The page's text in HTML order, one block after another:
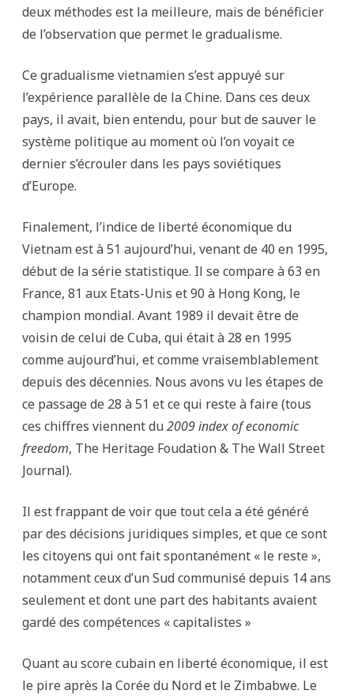
deux méthodes est la meilleure, mais de bénéficier
de l’observation que permet le gradualisme.
Ce gradualisme vietnamien s’est appuyé sur
l’expérience parallèle de la Chine. Dans ces deux
pays, il avait, bien entendu, pour but de sauver le
système politique au moment où l’on voyait ce
dernier s’écrouler dans les pays soviétiques
d’Europe.
Finalement, l’indice de liberté économique du
Vietnam est à 51 aujourd’hui, venant de 40 en 1995,
début de la série statistique. Il se compare à 63 en
France, 81 aux Etats-Unis et 90 à Hong Kong, le
champion mondial. Avant 1989 il devait être de
voisin de celui de Cuba, qui était à 28 en 1995
comme aujourd’hui, et comme vraisemblablement
depuis des décennies. Nous avons vu les étapes de
ce passage de 28 à 51 et ce qui reste à faire (tous
ces chiffres viennent du2009 index of economic
freedom, The Heritage Foudation & The Wall Street
Journal).
Il est frappant de voir que tout cela a été généré
par des décisions juridiques simples, et que ce sont
les citoyens qui ont fait spontanément « le reste »,
notamment ceux d’un Sud communisé depuis 14 ans
seulement et dont une part des habitants avaient
gardé des compétences « capitalistes »
Quant au score cubain en liberté économique, il est
le pire après la Corée du Nord et le Zimbabwe. Le